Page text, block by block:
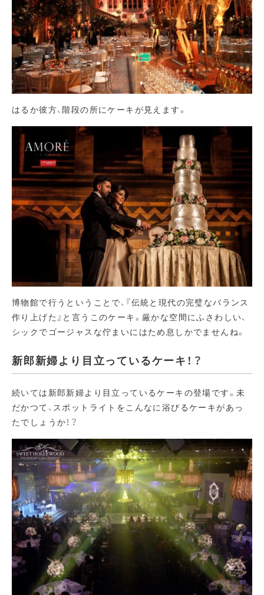
はるか彼方、階段の所にケーキが見えます。
博物館で行うということで、『伝統と現代の完璧なバランス
作り上げた』と言うこのケーキ。厳かな空間にふさわしい、
シックでゴージャスな佇まいにはため息しかでませんね。
新郎新婦より目立っているケーキ！？
続いては新郎新婦より目立っているケーキの登場です。未
だかつて、スポットライトをこんなに浴びるケーキがあっ
たでしょうか！？